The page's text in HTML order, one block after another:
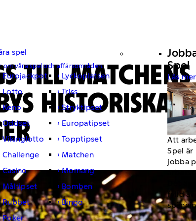
spel
om våra spel och affärsområden.
Eurojackpot
Lyckoplatsen
Lotto
Triss
Keno
Stryktipset
Oddset
Europatipset
Vikinglotto
Topptipset
Challenge
Matchen
Casino
Momang
Måltipset
Bomben
Rubbet
Bingo
Poker
Spel
Läs mer
Att
Spel
jobba
fylld av
TILL MATCHENS
HISTORISKA